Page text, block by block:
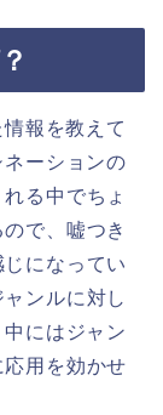
報を教えて
ーションの
る中でちょ
で、嘘つき
になってい
ンルに対し
にはジャン
用を効かせ